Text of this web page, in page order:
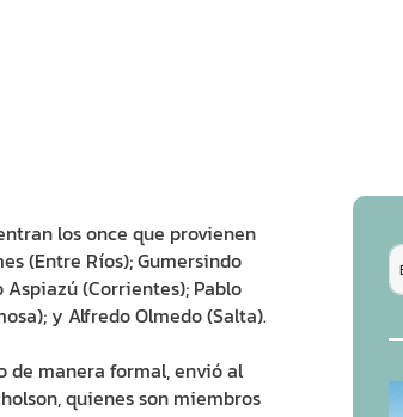
los once que provienen
(Entre Ríos); Gumersindo
Aspiazú (Corrientes); Pablo
y Alfredo Olmedo (Salta).
de manera formal, envió al
quienes son miembros